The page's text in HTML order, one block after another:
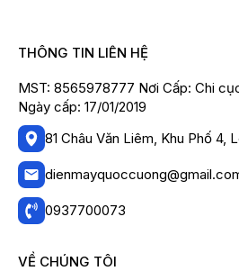
THÔNG TIN LIÊN HỆ
MST: 8565978777 Nơi Cấp: Chi
Ngày cấp: 17/01/2019
81 Châu Văn Liêm, Khu Phố 4,
0937700073
VỀ CHÚNG TÔI